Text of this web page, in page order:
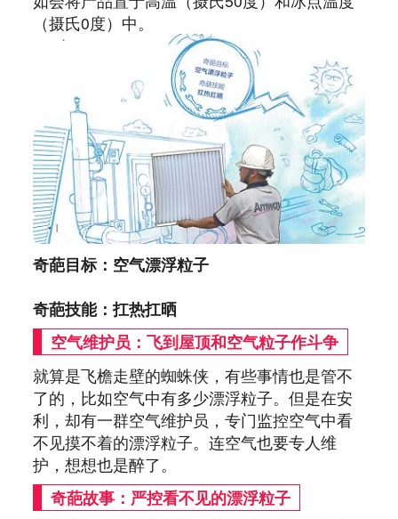
（摄氏0度）中。
奇葩目标：空气漂浮粒子
奇葩技能：扛热扛晒
空气维护员：飞到屋顶和空气粒子作斗争
就算是飞檐走壁的蜘蛛侠，有些事情也是管不
了的，比如空气中有多少漂浮粒子。但是在安
利，却有一群空气维护员，专门监控空气中看
不见摸不着的漂浮粒子。连空气也要专人维
护，想想也是醉了。
奇葩故事：严控看不见的漂浮粒子